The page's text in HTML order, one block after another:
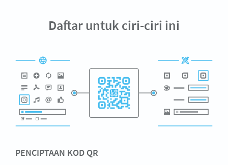
Daftar untuk ciri-ciri ini
PENCIPTAAN KOD QR